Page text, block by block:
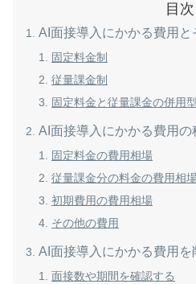
目次
AI面接導入にかかる費用と
固定料金制
従量課金制
固定料金と従量課金の併用型
AI面接導入にかかる費用の
固定料金の費用相場
従量課金分の料金の費用相
初期費用の費用相場
その他の費用
AI面接導入にかかる費用を
面接数や期間を確認する